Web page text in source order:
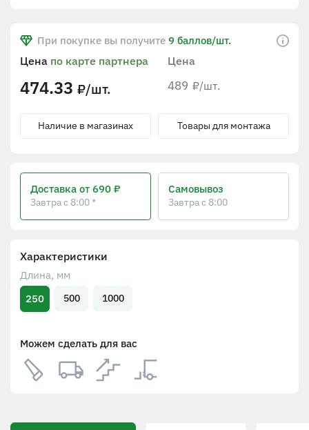
Характеристики
Длина, мм
250
500 1000
Можем сделать для вас
При покупке вы получите 9 баллов/шт.
Цена
489 ₽/шт.
Цена по карте партнера
474.33 ₽/шт.
Наличие в магазинах Товары для монтажа
Доставка от 690 ₽
Завтра с 8:00 *
Самовывоз
Завтра с 8:00